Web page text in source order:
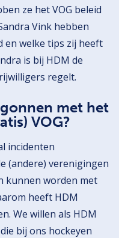
ze het VOG beleid
Vink hebben
en welke tips zij heeft
is bij HDM de
regelt.
met het
VOG?
incidenten
(andere) verenigingen
kunnen worden met
heeft HDM
We willen als HDM
bij ons hockeyen